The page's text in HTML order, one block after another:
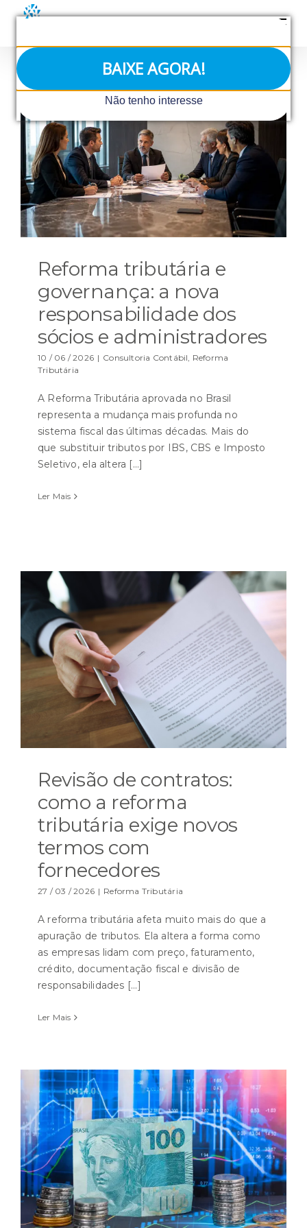
BAIXE AGORA!
Não tenho interesse
conteúdo
Reforma tributária e
governança: a nova
responsabilidade dos
sócios e administradores
10 / 06 / 2026 | Consultoria Contábil, Reforma
Tributária
A Reforma Tributária aprovada no Brasil
representa a mudança mais profunda no
sistema fiscal das últimas décadas. Mais do
que substituir tributos por IBS, CBS e Imposto
Seletivo, ela altera [...]
Ler Mais
Revisão de contratos:
como a reforma
tributária exige novos
termos com
fornecedores
27 / 03 / 2026 | Reforma Tributária
A reforma tributária afeta muito mais do que a
apuração de tributos. Ela altera a forma como
as empresas lidam com preço, faturamento,
crédito, documentação fiscal e divisão de
responsabilidades [...]
Ler Mais